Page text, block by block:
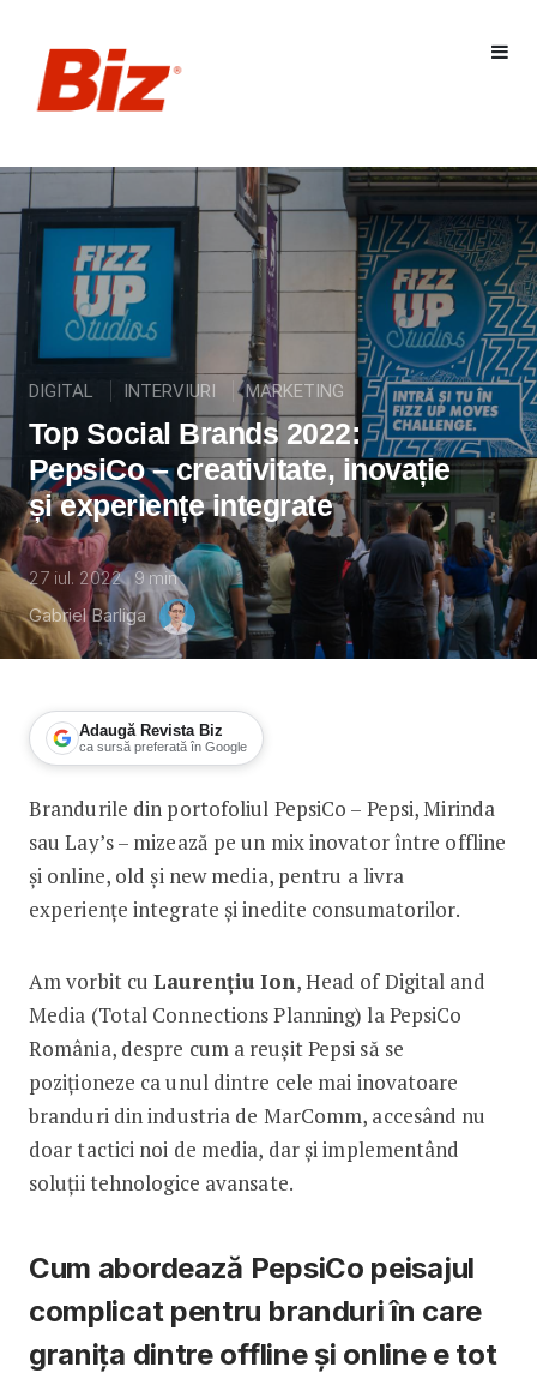
DIGITAL INTERVIURI MARKETING
Top Social Brands 2022:
PepsiCo – creativitate, inovație
și experiențe integrate
27 iul. 2022 9min
Gabriel Barliga
Adaugă Revista Biz
ca sursă preferată în Google
Top Social Brands 2022: PepsiCo –
Brandurile din portofoliul PepsiCo – Pepsi, Mirinda
sau Lay’s – mizează pe un mix inovator între offline
și online, old și new media, pentru a livra
experiențe integrate și inedite consumatorilor.
Am vorbit cuLaurențiu Ion, Head of Digital and
Media (Total Connections Planning) la PepsiCo
România, despre cum a reușit Pepsi să se
poziționeze ca unul dintre cele mai inovatoare
branduri din industria de MarComm, accesând nu
doar tactici noi de media, dar și implementând
soluții tehnologice avansate.
Cum abordează PepsiCo peisajul
complicat pentru branduri în care
granița dintre offline și online e tot